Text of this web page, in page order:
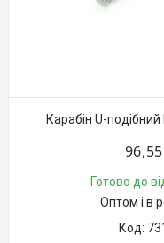
Карабін U-
Готово до
Оптом і в